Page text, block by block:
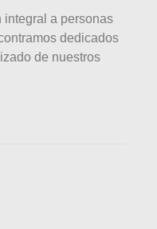
integral a personas
dedicados
de nuestros